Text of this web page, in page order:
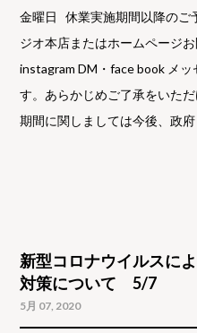
金曜日 休業実施期間以降のご
ジオ本店またはホームページお
instagram DM・face book メ
す。あらかじめご了承をいた
期間に関しましては今後、政
新型コロナウイルスに
対策について 5/7
5月 07, 2020